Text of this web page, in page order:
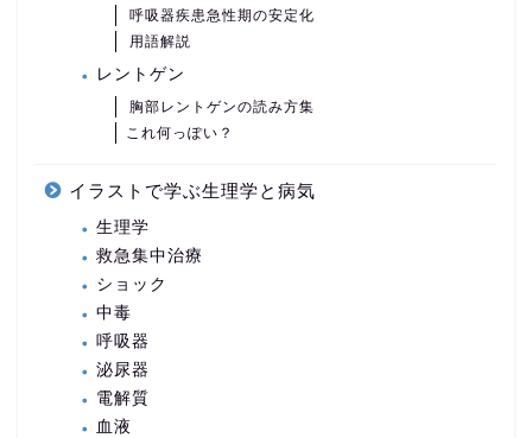
呼吸器疾患急性期の安定化
用語解説
レントゲン
胸部レントゲンの読み方集
これ何っぽい？
イラストで学ぶ生理学と病気
生理学
救急集中治療
ショック
中毒
呼吸器
泌尿器
電解質
血液